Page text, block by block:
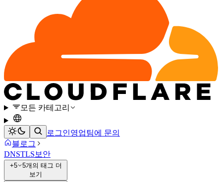
모든 카테고리
로그인영업팀에 문의
블로그
DNSTLS 보안
+5
5개의 태그 더
보기